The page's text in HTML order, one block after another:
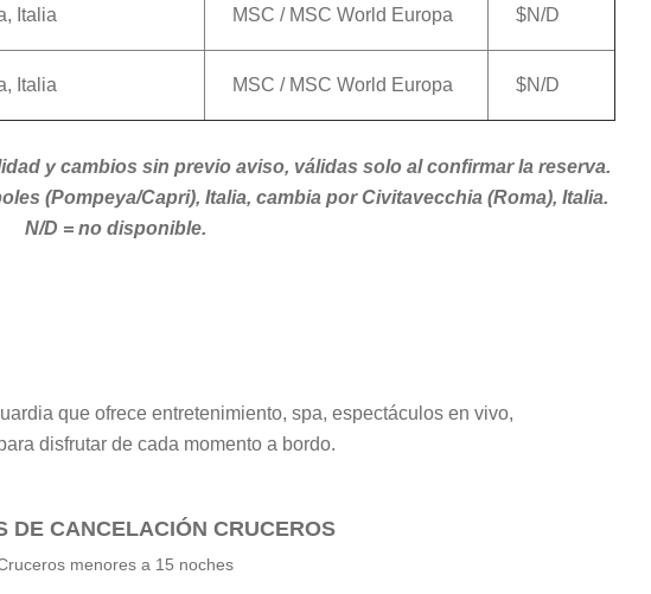
Italia MSC / MSC World Europa $N/D
Italia MSC / MSC World Europa $N/D
y cambios sin previo aviso, válidas solo al confirmar la reserva.
(Pompeya/Capri), Italia, cambia por Civitavecchia (Roma), Italia.
N/D = no disponible.
que ofrece entretenimiento, spa, espectáculos en vivo,
disfrutar de cada momento a bordo.
DE CANCELACIÓN CRUCEROS
menores a 15 noches